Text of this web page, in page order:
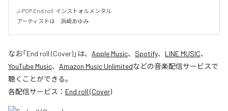
J-POP End roll  インストォルメンタル
アーティストは　浜崎あゆみ
なお「End roll (Cover)」は、 Apple Music、 Spotify、 LINE MUSIC、
YouTube Music、 Amazon Music Unlimitedなどの音楽配信サービスで
聴くことができる。
各配信サービス： End roll (Cover)